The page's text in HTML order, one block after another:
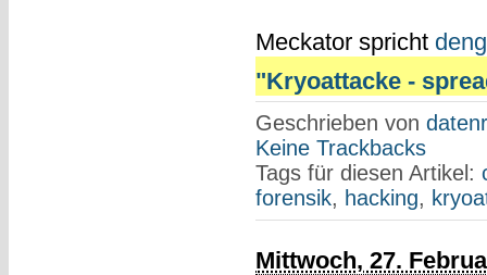
Meckator spricht
"Kryoattacke -
Geschrieben von
Keine Trackbacks
Tags für diesen Artikel:
forensik, hacking,
Mittwoch, 27.